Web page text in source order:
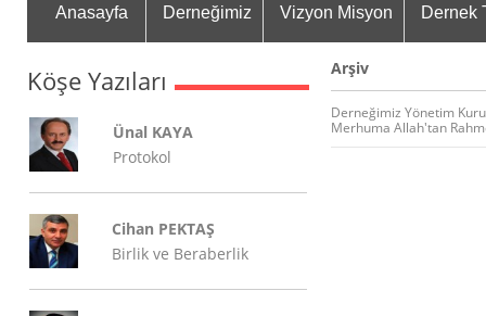
Anasayfa Derneğimiz Vizyon Misyon Dernek
Köşe Yazıları
Ünal KAYA
Protokol
Cihan PEKTAŞ
Birlik ve Beraberlik
Arşiv
Derneğimiz Yönetim
Merhuma Allah'tan